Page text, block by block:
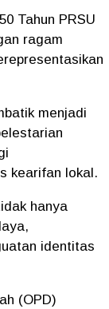
Tahun PRSU
ragam
menjadi
kearifan lokal.
hanya
identitas
(OPD)